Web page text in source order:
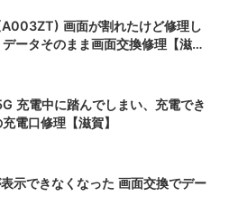
画面が割れたけど修理し
ータそのまま画面交換修理【滋
充電中に踏んでしまい、充電でき
電口修理【滋賀】